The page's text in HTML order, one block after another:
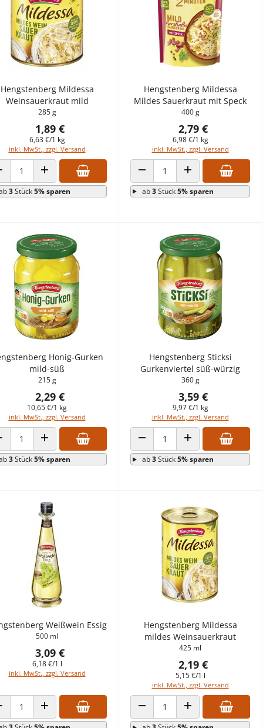
Hengstenberg Mildessa
Weinsauerkraut mild
285 g
1,89 €
6,63 €/1 kg
inkl. MwSt., zzgl. Versand
VERRINGERN
ANZAHL ERHÖHEN
3Stück5% sparen
Hengstenberg Mildessa
Mildes Sauerkraut mit Speck
400 g
2,79 €
6,98 €/1 kg
inkl. MwSt., zzgl. Versand
ANZAHL VERRINGERNANZAHL ERHÖHEN
ab3Stück5% sparen
Honig-Gurken
mild-süß
215 g
2,29 €
10,65 €/1 kg
inkl. MwSt., zzgl. Versand
VERRINGERN
ANZAHL ERHÖHEN
3Stück5% sparen
Hengstenberg Sticksi
Gurkenviertel süß-würzig
360 g
3,59 €
9,97 €/1 kg
inkl. MwSt., zzgl. Versand
ANZAHL VERRINGERNANZAHL ERHÖHEN
ab3Stück5% sparen
Weißwein Essig
500 ml
3,09 €
6,18 €/1 l
inkl. MwSt., zzgl. Versand
VERRINGERN
ANZAHL ERHÖHEN
Hengstenberg Mildessa
mildes Weinsauerkraut
425 ml
2,19 €
5,15 €/1 l
inkl. MwSt., zzgl. Versand
ANZAHL VERRINGERNANZAHL ERHÖHEN